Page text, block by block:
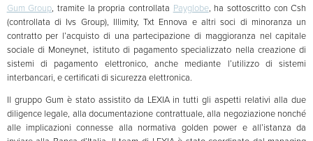
Gum Group , tramite la propria controllata Payglobe, ha sottoscritto con Csh
(controllata di Ivs Group), Illimity, Txt Ennova e altri soci di minoranza un
contratto per l’acquisto di una partecipazione di maggioranza nel capitale
sociale di Moneynet, istituto di pagamento specializzato nella creazione di
sistemi di pagamento elettronico, anche mediante l’utilizzo di sistemi
interbancari, e certificati di sicurezza elettronica.
Il gruppo Gum è stato assistito da LEXIA in tutti gli aspetti relativi alla due
diligence legale, alla documentazione contrattuale, alla negoziazione nonché
alle implicazioni connesse alla normativa golden power e all’istanza da